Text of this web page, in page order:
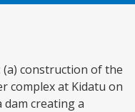
construction of the
complex at Kidatu on
dam creating a